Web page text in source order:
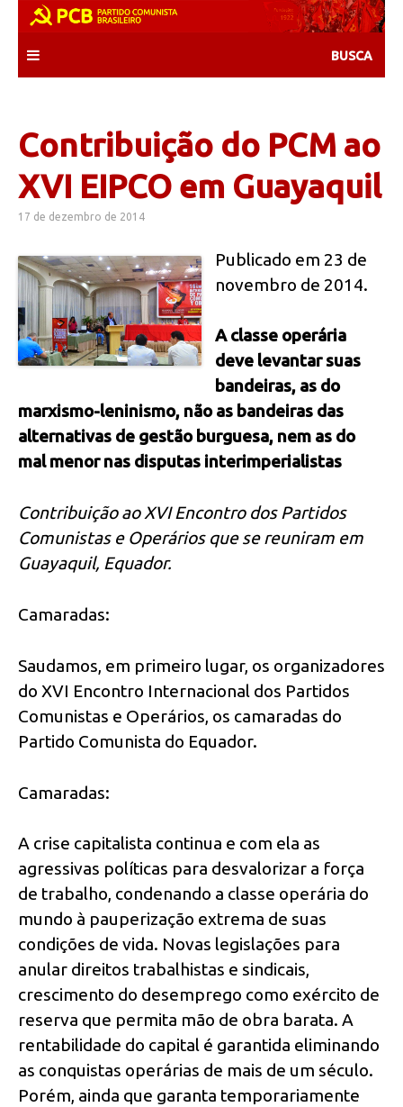
content
Contribuição do PCM ao
XVI EIPCO em Guayaquil
17 de dezembro de 2014
Publicado em 23 de
novembro de 2014.
A classe operária
deve levantar suas
bandeiras, as do
marxismo-leninismo, não as bandeiras das
alternativas de gestão burguesa, nem as do
mal menor nas disputas interimperialistas
Contribuição ao XVI Encontro dos Partidos
Comunistas e Operários que se reuniram em
Guayaquil, Equador.
Camaradas:
Saudamos, em primeiro lugar, os organizadores
do XVI Encontro Internacional dos Partidos
Comunistas e Operários, os camaradas do
Partido Comunista do Equador.
Camaradas:
A crise capitalista continua e com ela as
agressivas políticas para desvalorizar a força
de trabalho, condenando a classe operária do
mundo à pauperização extrema de suas
condições de vida. Novas legislações para
anular direitos trabalhistas e sindicais,
crescimento do desemprego como exército de
reserva que permita mão de obra barata. A
rentabilidade do capital é garantida eliminando
as conquistas operárias de mais de um século.
Porém, ainda que garanta temporariamente